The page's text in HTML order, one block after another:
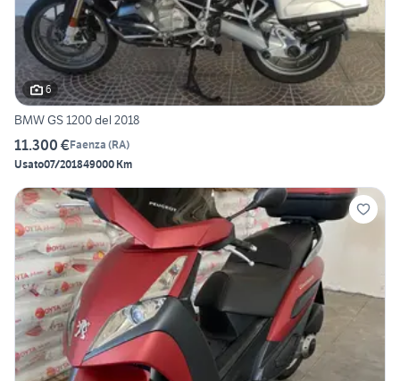
6
BMW GS 1200 del 2018
11.300 €Faenza (RA)
Usato07/201849000 Km